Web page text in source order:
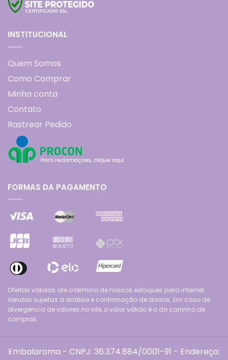
INSTITUCIONAL
Quem Somos
Como Comprar
Minha conta
Contato
Rastrear Pedido
FORMAS DA PAGAMENTO
Ofertas válidas até o término de nossos estoques para internet.
Vendas sujeitas à análise e confirmação de dados. Em caso de
divergência de valores no site, o valor válido é o do carrinho de
compras.
Embalaroma - CNPJ: 36.374.884/0001-91 - Endereço: